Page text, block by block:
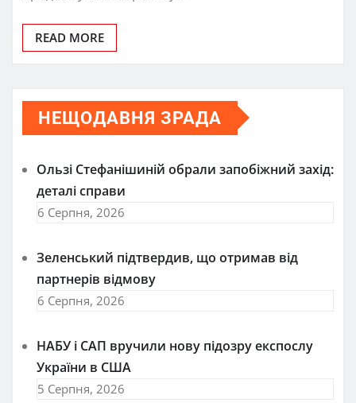
READ MORE
НЕЩОДАВНЯ ЗРАДА
Ользі Стефанішиній обрали запобіжний захід:
деталі справи
6 Серпня, 2026
Зеленський підтвердив, що отримав від
партнерів відмову
6 Серпня, 2026
НАБУ і САП вручили нову підозру експослу
України в США
5 Серпня, 2026